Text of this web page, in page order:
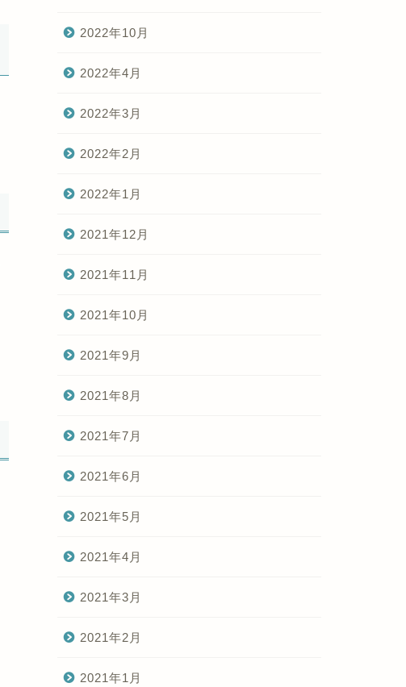
2022年10月
2022年4月
2022年3月
2022年2月
2022年1月
2021年12月
2021年11月
2021年10月
2021年9月
2021年8月
2021年7月
2021年6月
2021年5月
2021年4月
2021年3月
2021年2月
2021年1月